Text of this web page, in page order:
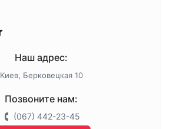
Наш адрес:
Киев, Берковецкая 10
Позвоните нам:
(067) 442-23-45